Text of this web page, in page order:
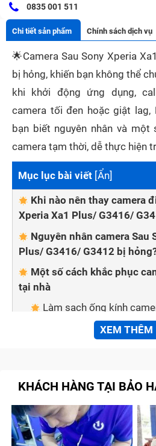
0835 001 511
Chi tiết sản phẩm Chính sách dịch vụ
🌟Camera Sau Sony Xperia
bị hỏng, khiến bạn không thể
khi khởi động ứng dụng,
camera tối đen hoặc giật lag,
bạn biết nguyên nhân và
camera tạm thời, dễ thực hiện
Mục lục bài viết [Ẩn]
Khi nào nên thay camera
Xperia Xa1 Plus/ G3416/
Nguyên nhân camera Sau
Plus/ G3416/ G3412 bị
Một số cách khắc phục
tại nhà
Làm sạch ống kính
Kiểm tra chế độ tiết
Kiểm tra và cập nhật hệ
Thay camera Sau Sony
G3416/ G3412 chất lượng
XEM THÊM
KHÁCH HÀNG TẠI BẢO